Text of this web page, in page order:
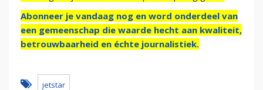
Abonneer je vandaag nog en word onderdeel van
een gemeenschap die waarde hecht aan kwaliteit,
betrouwbaarheid en échte journalistiek.
jetstar